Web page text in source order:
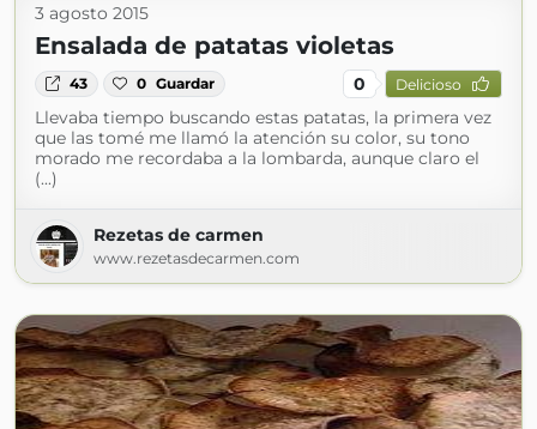
3 agosto 2015
Ensalada de patatas violetas
43 0 Guardar 0 Delicioso
Llevaba tiempo buscando estas patatas, la primera vez
que las tomé me llamó la atención su color, su tono
morado me recordaba a la lombarda, aunque claro el
(...)
Rezetas de carmen
www.rezetasdecarmen.com